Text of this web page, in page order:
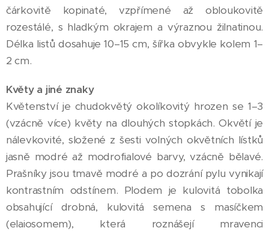
čárkovitě kopinaté, vzpřímené až obloukovitě
rozestálé, s hladkým okrajem a výraznou žilnatinou.
Délka listů dosahuje 10–15 cm, šířka obvykle kolem 1–
2 cm.
Květy a jiné znaky
Květenství je chudokvětý okolíkovitý hrozen se 1–3
(vzácně více) květy na dlouhých stopkách. Okvětí je
nálevkovité, složené z šesti volných okvětních lístků
jasně modré až modrofialové barvy, vzácně bělavé.
Prašníky jsou tmavě modré a po dozrání pylu vynikají
kontrastním odstínem. Plodem je kulovitá tobolka
obsahující drobná, kulovitá semena s masíčkem
(elaiosomem), která roznášejí mravenci